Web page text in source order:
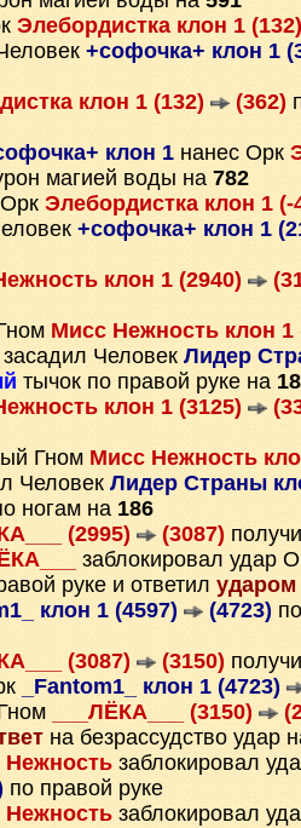
Элебордистка клон 1
+софочка+ клон 1
клон 1 (132) (362)
клон 1 нанес Орк
магией воды на 782
Элебордистка клон 1
+софочка+ клон 1
клон 1 (2940)
Мисс Нежность клон 1
Человек Лидер
тычок по правой руке на
клон 1 (3125)
Гном Мисс Нежность
Человек Лидер Страны
ногам на 186
(2995) (3087)
заблокировал удар
руке и ответил ударом
клон 1 (4597) (4723)
(3087) (3150)
_Fantom1_ клон 1 (4723)
___ЛЁКА___ (3150)
на безрассудство удар
Нежность заблокировал
по правой руке
Нежность заблокировал